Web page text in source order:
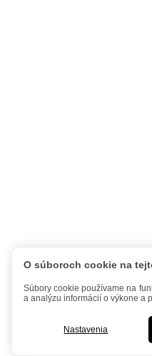
O súboroch cookie na
Súbory cookie používame na
a analýzu informácií o výkone a
Nastavenia